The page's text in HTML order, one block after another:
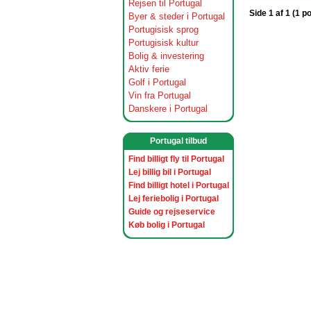
Rejsen til Portugal
Byer & steder i Portugal
Portugisisk sprog
Portugisisk kultur
Bolig & investering
Aktiv ferie
Golf i Portugal
Vin fra Portugal
Danskere i Portugal
Portugal tilbud
Find billigt fly til Portugal
Lej billig bil i Portugal
Find billigt hotel i Portugal
Lej feriebolig i Portugal
Guide og rejseservice
Køb bolig i Portugal
Side 1 af 1 (1